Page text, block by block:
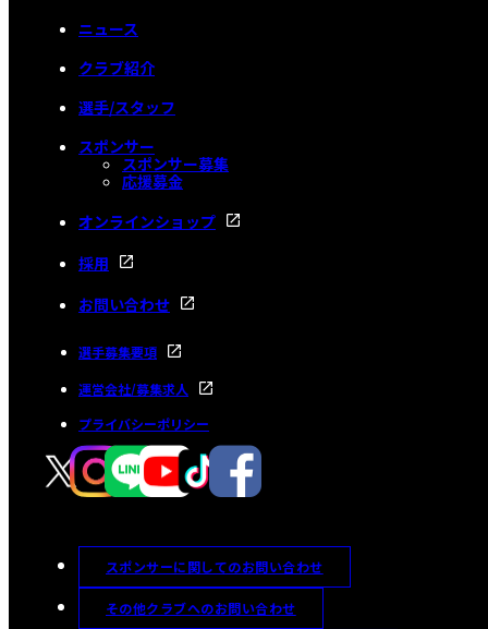
ニュース
クラブ紹介
選手/スタッフ
スポンサー
スポンサー募集
応援募金
オンラインショップ
採用
お問い合わせ
選手募集要項
運営会社/募集求人
プライバシーポリシー
スポンサーに関してのお問い合わせ
その他クラブへのお問い合わせ